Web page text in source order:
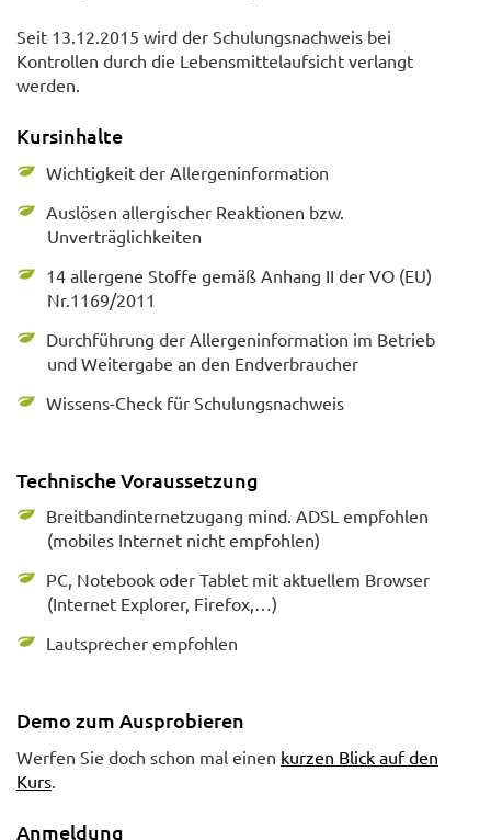
Seit 13.12.2015 wird der Schulungsnachweis bei
Kontrollen durch die Lebensmittelaufsicht verlangt
werden.
Kursinhalte
Wichtigkeit der Allergeninformation
Auslösen allergischer Reaktionen bzw.
Unverträglichkeiten
14 allergene Stoffe gemäß Anhang II der VO (EU)
Nr.1169/2011
Durchführung der Allergeninformation im Betrieb
und Weitergabe an den Endverbraucher
Wissens-Check für Schulungsnachweis
Technische Voraussetzung
Breitbandinternetzugang mind. ADSL empfohlen
(mobiles Internet nicht empfohlen)
PC, Notebook oder Tablet mit aktuellem Browser
(Internet Explorer, Firefox,…)
Lautsprecher empfohlen
Demo zum Ausprobieren
Werfen Sie doch schon mal einen kurzen Blick auf den
Kurs.
Anmeldung